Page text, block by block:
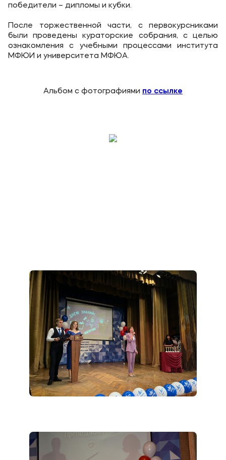
Дополнительное образование
Медиа
Новости ВУЗа
Полезное
Об образовательной организации
Банковские реквизиты
Мы в соцсетях
победители – дипломы и кубки.
После торжественной части, с первокурсниками
были проведены кураторские собрания, с целью
ознакомления с учебными процессами института
МФЮИ и университета МФЮА.
Альбом с фотографиями по ссылке